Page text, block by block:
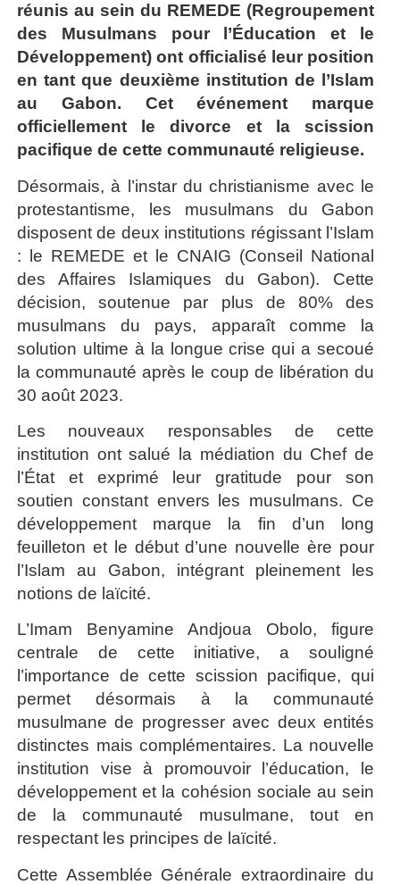
réunis au sein du REMEDE (Regroupement
des Musulmans pour l’Éducation et le
Développement) ont officialisé leur position
en tant que deuxième institution de l’Islam
au Gabon. Cet événement marque
officiellement le divorce et la scission
pacifique de cette communauté religieuse.
Désormais, à l’instar du christianisme avec le
protestantisme, les musulmans du Gabon
disposent de deux institutions régissant l’Islam
: le REMEDE et le CNAIG (Conseil National
des Affaires Islamiques du Gabon). Cette
décision, soutenue par plus de 80% des
musulmans du pays, apparaît comme la
solution ultime à la longue crise qui a secoué
la communauté après le coup de libération du
30 août 2023.
Les nouveaux responsables de cette
institution ont salué la médiation du Chef de
l’État et exprimé leur gratitude pour son
soutien constant envers les musulmans. Ce
développement marque la fin d’un long
feuilleton et le début d’une nouvelle ère pour
l’Islam au Gabon, intégrant pleinement les
notions de laïcité.
L’Imam Benyamine Andjoua Obolo, figure
centrale de cette initiative, a souligné
l’importance de cette scission pacifique, qui
permet désormais à la communauté
musulmane de progresser avec deux entités
distinctes mais complémentaires. La nouvelle
institution vise à promouvoir l’éducation, le
développement et la cohésion sociale au sein
de la communauté musulmane, tout en
respectant les principes de laïcité.
Cette Assemblée Générale extraordinaire du